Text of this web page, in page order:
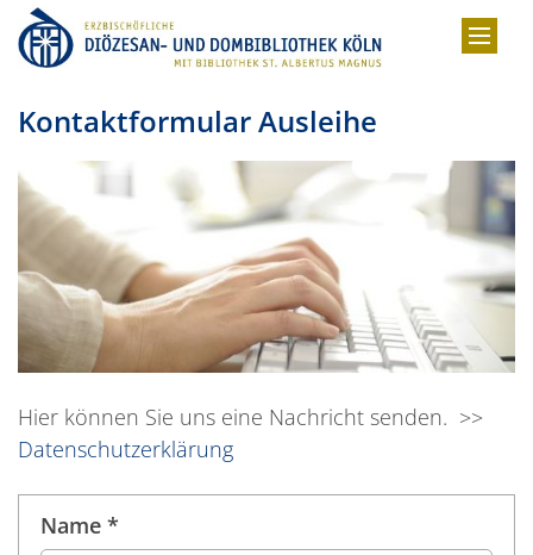
Zum Inhalt springen
Kontaktformular Ausleihe
Hier können Sie uns eine Nachricht senden. >>
Datenschutzerklärung
Name *